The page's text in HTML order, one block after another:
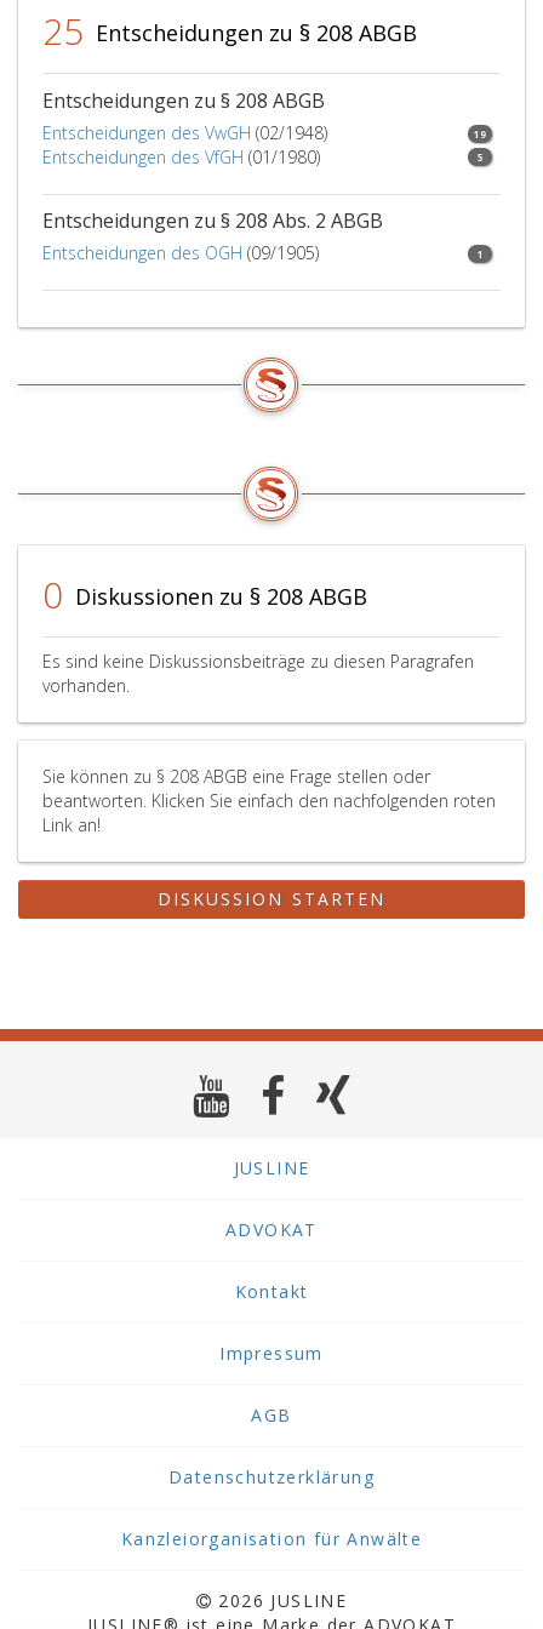
Lage
Falles
nichts
mehr
beizutragen
25 Entscheidungen zu § 208 ABGB
Entscheidungen zu § 208 ABGB
Entscheidungen des VwGH (02/1948) 19
Entscheidungen des VfGH (01/1980) 5
Entscheidungen zu § 208 Abs. 2 ABGB
Entscheidungen des OGH (09/1905) 1
0 Diskussionen zu § 208 ABGB
Es sind keine Diskussionsbeiträge zu diesen Paragrafen
vorhanden.
Sie können zu § 208 ABGB eine Frage stellen oder
beantworten. Klicken Sie einfach den nachfolgenden roten
Link an!
DISKUSSION STARTEN
JUSLINE
ADVOKAT
Kontakt
Impressum
AGB
Datenschutzerklärung
Kanzleiorganisation für Anwälte
2026 JUSLINE